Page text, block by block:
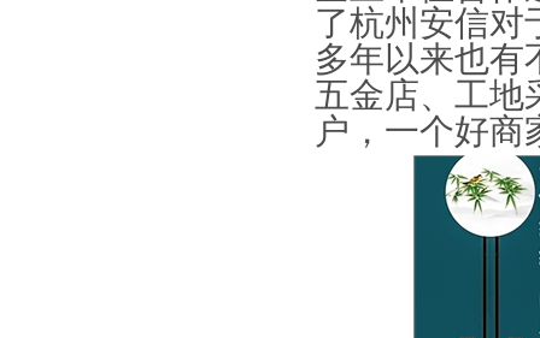
了杭州安信对
多年以来也有
五金店、工地
户，一个好